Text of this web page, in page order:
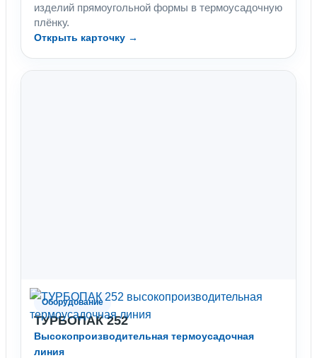
изделий прямоугольной формы в термоусадочную
плёнку.
Открыть карточку →
Оборудование
ТУРБОПАК 252
Высокопроизводительная термоусадочная
линия